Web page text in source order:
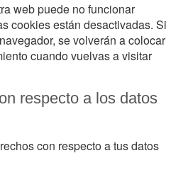
web puede no funcionar
cookies están desactivadas. Si
se volverán a colocar
cuando vuelvas a visitar
respecto a los datos
con respecto a tus datos